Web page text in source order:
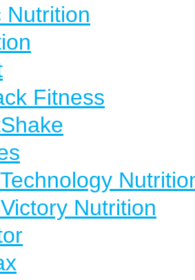
Nutrition
Fitness
Nutrition